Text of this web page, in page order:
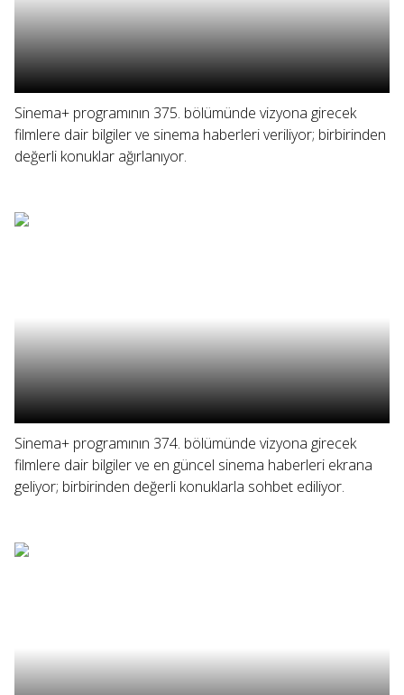
Sinema+ programının 375. bölümünde vizyona girecek
filmlere dair bilgiler ve sinema haberleri veriliyor; birbirinden
değerli konuklar ağırlanıyor.
Sinema+ programının 374. bölümünde vizyona girecek
filmlere dair bilgiler ve en güncel sinema haberleri ekrana
geliyor; birbirinden değerli konuklarla sohbet ediliyor.